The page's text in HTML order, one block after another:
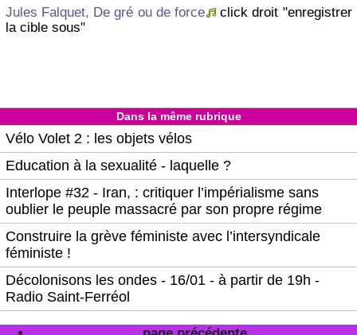
Jules Falquet, De gré ou de force
click droit "enregistrer
la cible sous"
Dans la même rubrique
Vélo Volet 2 : les objets vélos
Education à la sexualité - laquelle ?
Interlope #32 - Iran, : critiquer l’impérialisme sans
oublier le peuple massacré par son propre régime
Construire la grève féministe avec l’intersyndicale
féministe !
Décolonisons les ondes - 16/01 - à partir de 19h -
Radio Saint-Ferréol